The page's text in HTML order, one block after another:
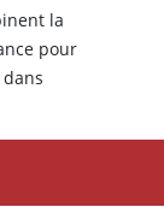
la
pour